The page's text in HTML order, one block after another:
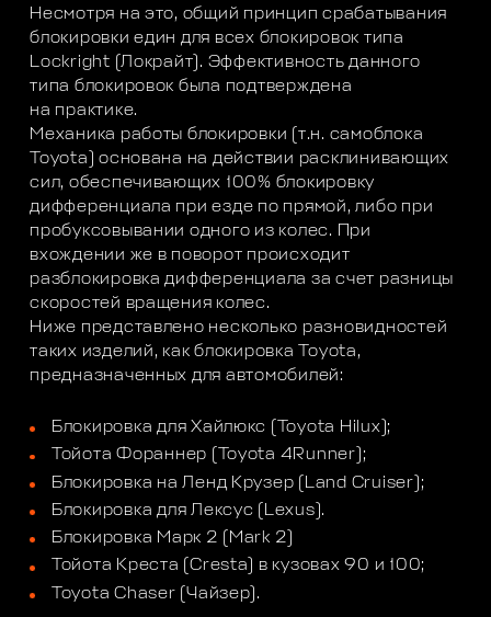
Несмотря на это, общий принцип срабатывания
блокировки един для всех блокировок типа
Lockright (Локрайт). Эффективность данного
типа блокировок была подтверждена
на практике.
Механика работы блокировки (т.н. самоблока
Toyota) основана на действии расклинивающих
сил, обеспечивающих 100% блокировку
дифференциала при езде по прямой, либо при
пробуксовывании одного из колес. При
вхождении же в поворот происходит
разблокировка дифференциала за счет разницы
скоростей вращения колес.
Ниже представлено несколько разновидностей
таких изделий, как блокировка Toyota,
предназначенных для автомобилей:
Блокировка для Хайлюкс (Toyota Hilux);
Тойота Фораннер (Toyota 4Runner);
Блокировка на Ленд Крузер (Land Cruiser);
Блокировка для Лексус (Lexus).
Блокировка Марк 2 (Mark 2)
Тойота Креста (Cresta) в кузовах 90 и 100;
Toyota Chaser (Чайзер).